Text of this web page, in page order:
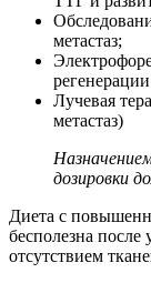
метастаз;
Лучевая
метастаз)
дозировки
Диета с
бесполезна после
отсутствием